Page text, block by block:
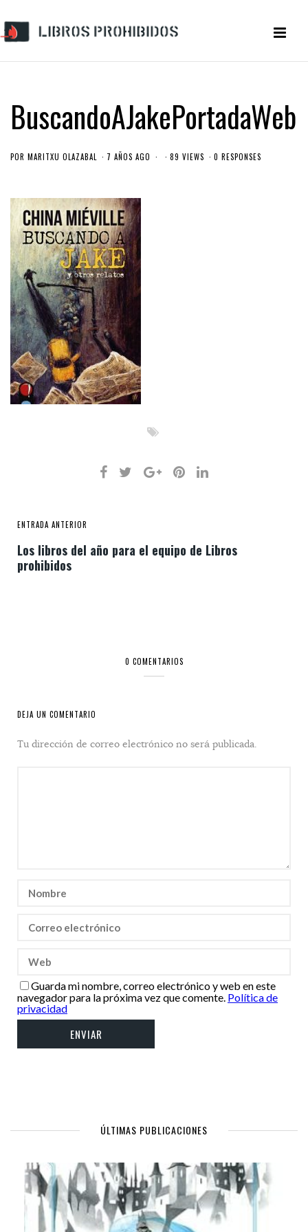
BuscandoAJakePortadaWeb
POR MARITXU OLAZABAL 7 AÑOS AGO 89 VIEWS 0 RESPONSES
ENTRADA ANTERIOR
Los libros del año para el equipo de Libros
prohibidos
0 COMENTARIOS
DEJA UN COMENTARIO
Tu dirección de correo electrónico no será publicada.
Guarda mi nombre, correo electrónico y web en este
navegador para la próxima vez que comente. Política de
privacidad
ÚLTIMAS PUBLICACIONES